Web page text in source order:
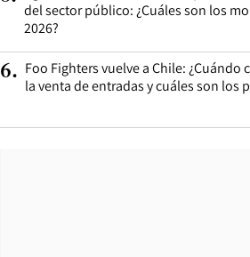
del sector público: ¿Cuáles son los
2026?
6. Foo Fighters vuelve a Chile: ¿Cuándo
la venta de entradas y cuáles son los